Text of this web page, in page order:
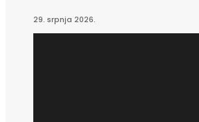
29. srpnja 2026.